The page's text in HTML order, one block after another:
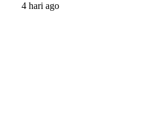
4 hari ago